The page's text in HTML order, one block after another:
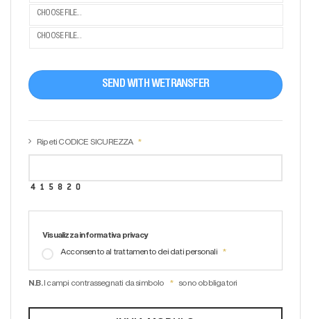
CHOOSE FILE...
CHOOSE FILE...
SEND WITH WETRANSFER
Ripeti CODICE SICUREZZA
Visualizza informativa privacy
Acconsento al trattamento dei dati personali
N.B. I campi contrassegnati da simbolo sono obbligatori